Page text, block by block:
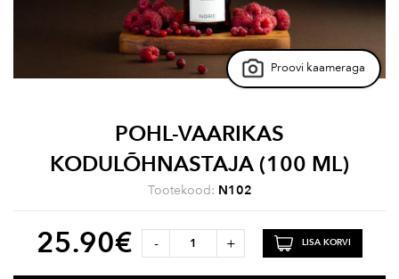
Proovi kaameraga
POHL-VAARIKAS
KODULÕHNASTAJA (100 ML)
Tootekood: N102
25.90€ - + LISA KORVI